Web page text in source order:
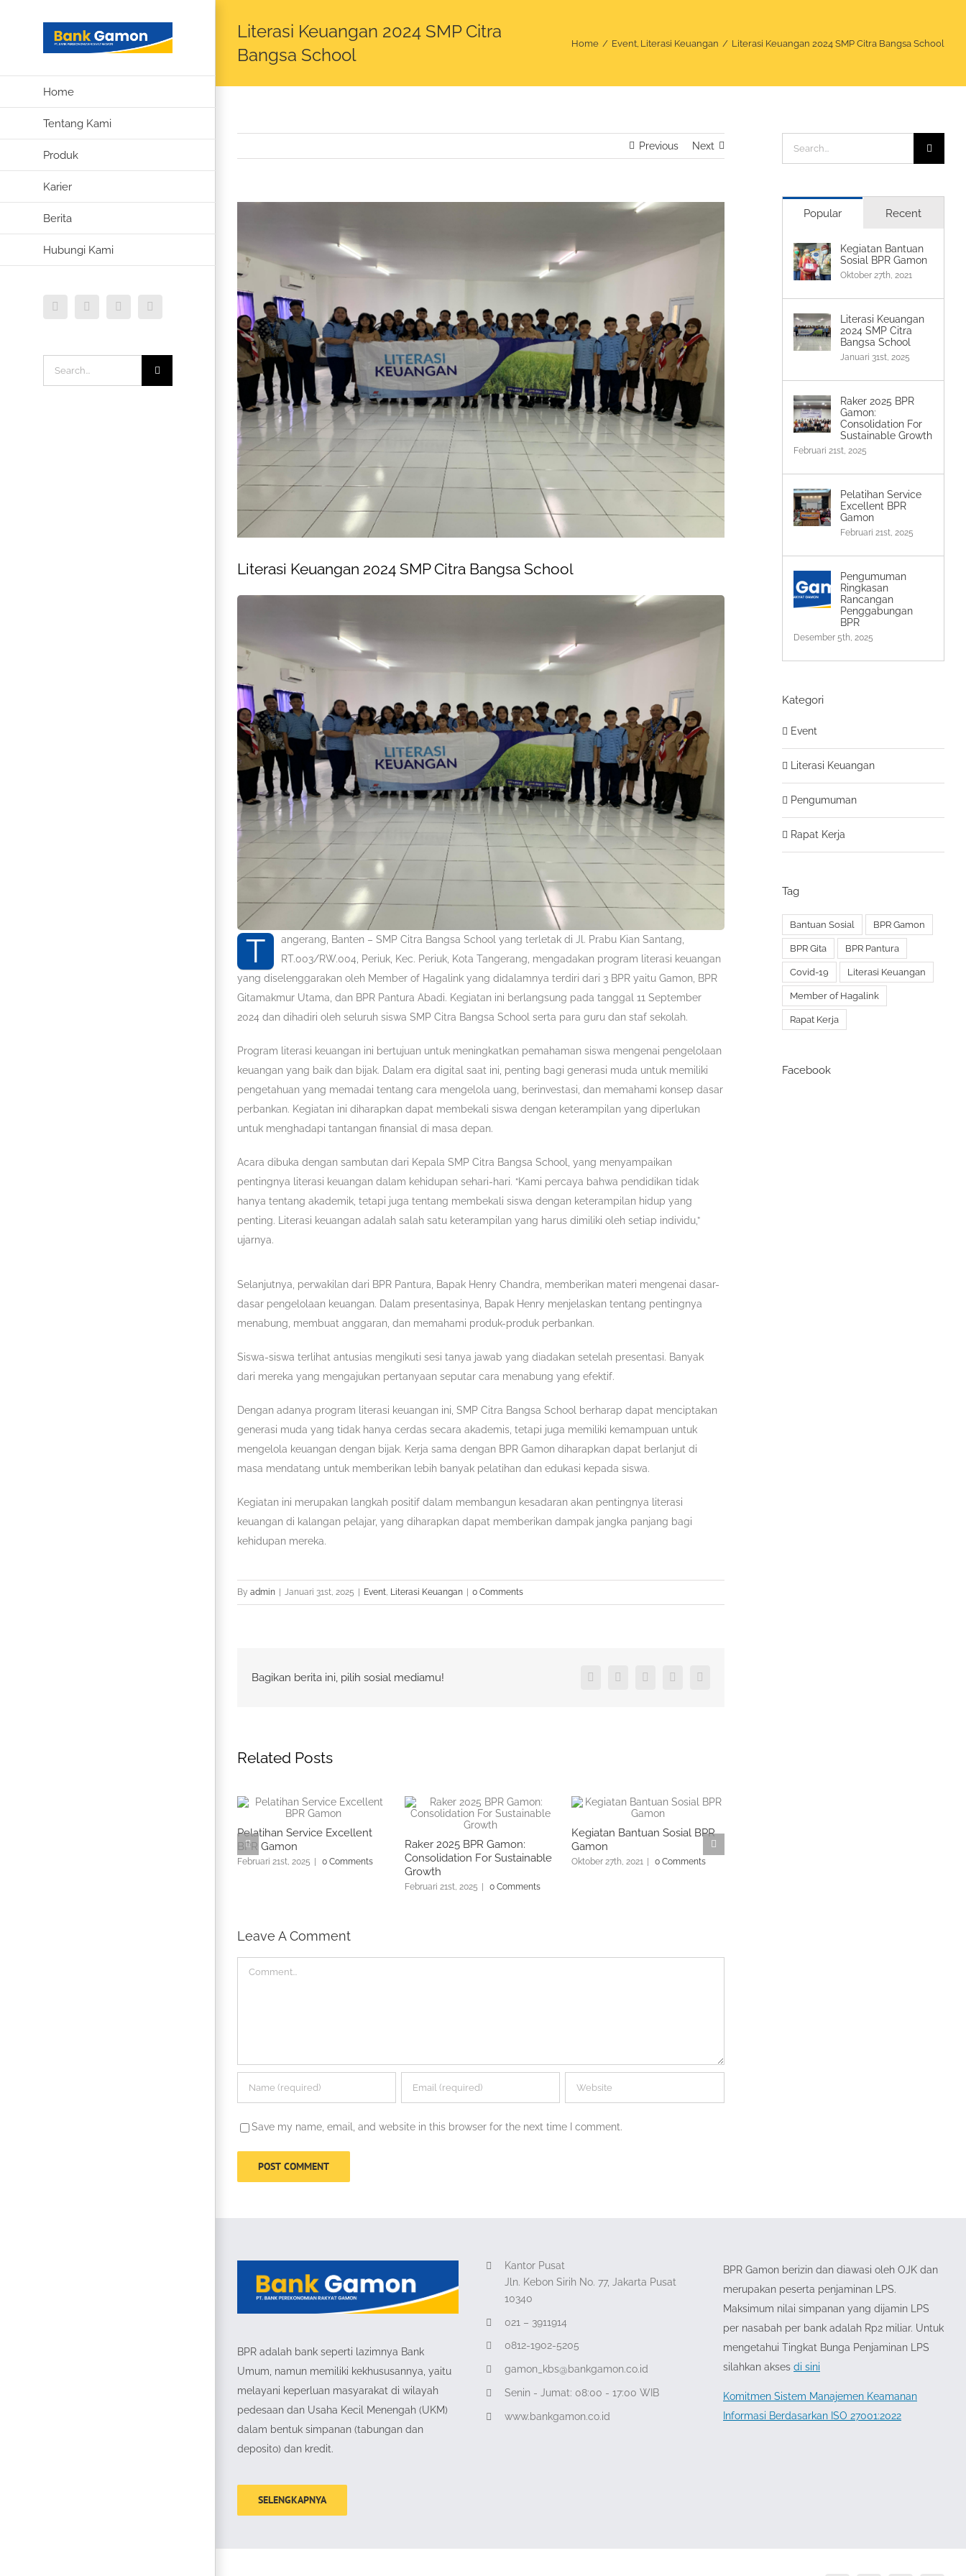
Home
Tentang Kami
Produk
Karier
Berita
Hubungi Kami
InstagramFacebookWhatsAppEmail
for:
Literasi Keuangan 2024 SMP Citra
Bangsa School
Home Event Literasi Keuangan Literasi Keuangan 2024 SMP Citra Bangsa School
Previous Next
Literasi Keuangan 2024 SMP Citra Bangsa School
T
angerang, Banten – SMP Citra Bangsa School yang terletak di Jl. Prabu Kian Santang,
RT.003/RW.004, Periuk, Kec. Periuk, Kota Tangerang, mengadakan program literasi keuangan
yang diselenggarakan oleh Member of Hagalink yang didalamnya terdiri dari 3 BPR yaitu Gamon, BPR
Gitamakmur Utama, dan BPR Pantura Abadi. Kegiatan ini berlangsung pada tanggal 11 September
2024 dan dihadiri oleh seluruh siswa SMP Citra Bangsa School serta para guru dan staf sekolah.
Program literasi keuangan ini bertujuan untuk meningkatkan pemahaman siswa mengenai pengelolaan
keuangan yang baik dan bijak. Dalam era digital saat ini, penting bagi generasi muda untuk memiliki
pengetahuan yang memadai tentang cara mengelola uang, berinvestasi, dan memahami konsep dasar
perbankan. Kegiatan ini diharapkan dapat membekali siswa dengan keterampilan yang diperlukan
untuk menghadapi tantangan finansial di masa depan.
Acara dibuka dengan sambutan dari Kepala SMP Citra Bangsa School, yang menyampaikan
pentingnya literasi keuangan dalam kehidupan sehari-hari. “Kami percaya bahwa pendidikan tidak
hanya tentang akademik, tetapi juga tentang membekali siswa dengan keterampilan hidup yang
penting. Literasi keuangan adalah salah satu keterampilan yang harus dimiliki oleh setiap individu,”
ujarnya.
Selanjutnya, perwakilan dari BPR Pantura, Bapak Henry Chandra, memberikan materi mengenai dasar-
dasar pengelolaan keuangan. Dalam presentasinya, Bapak Henry menjelaskan tentang pentingnya
menabung, membuat anggaran, dan memahami produk-produk perbankan.
Siswa-siswa terlihat antusias mengikuti sesi tanya jawab yang diadakan setelah presentasi. Banyak
dari mereka yang mengajukan pertanyaan seputar cara menabung yang efektif.
Dengan adanya program literasi keuangan ini, SMP Citra Bangsa School berharap dapat menciptakan
generasi muda yang tidak hanya cerdas secara akademis, tetapi juga memiliki kemampuan untuk
mengelola keuangan dengan bijak. Kerja sama dengan BPR Gamon diharapkan dapat berlanjut di
masa mendatang untuk memberikan lebih banyak pelatihan dan edukasi kepada siswa.
Kegiatan ini merupakan langkah positif dalam membangun kesadaran akan pentingnya literasi
keuangan di kalangan pelajar, yang diharapkan dapat memberikan dampak jangka panjang bagi
kehidupan mereka.
By admin Januari 31st, 2025 Event, Literasi Keuangan 0 Comments
Bagikan berita ini, pilih sosial mediamu! Facebook
X WhatsAppPinterestEmail
Related Posts
Pelatihan Service Excellent
BPR Gamon
Februari 21st, 2025 0 Comments
Raker 2025 BPR Gamon:
Consolidation For Sustainable
Growth
Februari 21st, 2025 0 Comments
Kegiatan Bantuan Sosial BPR
Gamon
Oktober 27th, 2021 0 Comments
Leave A Comment
Save my name, email, and website in this browser for the next time I comment.
for:
Popular Recent
Kegiatan Bantuan
Sosial BPR Gamon
Oktober 27th, 2021
Literasi Keuangan
2024 SMP Citra
Bangsa School
Januari 31st, 2025
Raker 2025 BPR
Gamon:
Consolidation For
Sustainable Growth
Februari 21st, 2025
Pelatihan Service
Excellent BPR
Gamon
Februari 21st, 2025
Pengumuman
Ringkasan
Rancangan
Penggabungan
BPR
Desember 5th, 2025
Kategori
Event
Literasi Keuangan
Pengumuman
Rapat Kerja
Tag
Bantuan Sosial BPR Gamon
BPR Gita BPR Pantura
Covid-19 Literasi Keuangan
Member of Hagalink
Rapat Kerja
Facebook
BPR adalah bank seperti lazimnya Bank
Umum, namun memiliki kekhususannya, yaitu
melayani keperluan masyarakat di wilayah
pedesaan dan Usaha Kecil Menengah (UKM)
dalam bentuk simpanan (tabungan dan
deposito) dan kredit.
SELENGKAPNYA
Kantor Pusat
Jln. Kebon Sirih No. 77, Jakarta Pusat
10340
021 – 3911914
0812-1902-5205
gamon_kbs@bankgamon.co.id
Senin - Jumat: 08:00 - 17:00 WIB
www.bankgamon.co.id
BPR Gamon berizin dan diawasi oleh OJK dan
merupakan peserta penjaminan LPS.
Maksimum nilai simpanan yang dijamin LPS
per nasabah per bank adalah Rp2 miliar. Untuk
mengetahui Tingkat Bunga Penjaminan LPS
silahkan akses di sini
Komitmen Sistem Manajemen Keamanan
Informasi Berdasarkan ISO 27001:2022